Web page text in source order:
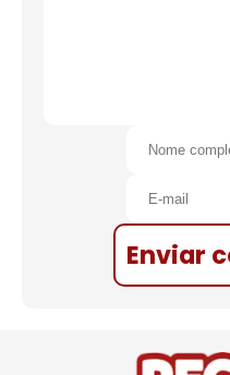
Enviar